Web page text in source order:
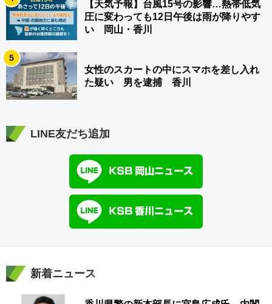
【天気予報】台風15号の影響…熱帯低気
圧に変わっても12日午後は雨が降りやす
い 岡山・香川
5
女性のスカートの中にスマホを差し入れ
た疑い 男を逮捕 香川
LINE友だち追加
新着ニュース